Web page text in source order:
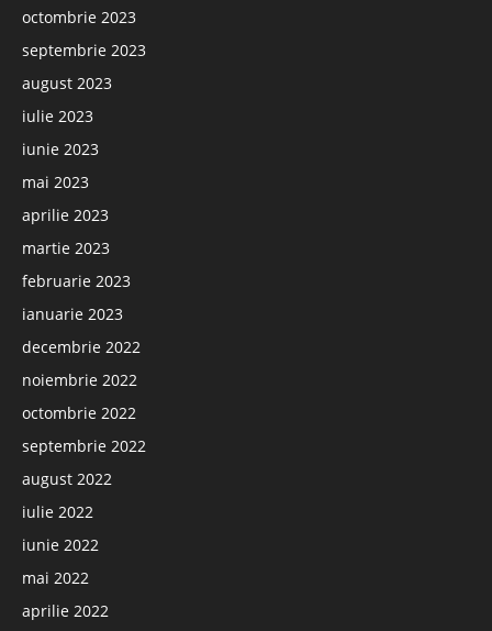
octombrie 2023
septembrie 2023
august 2023
iulie 2023
iunie 2023
mai 2023
aprilie 2023
martie 2023
februarie 2023
ianuarie 2023
decembrie 2022
noiembrie 2022
octombrie 2022
septembrie 2022
august 2022
iulie 2022
iunie 2022
mai 2022
aprilie 2022